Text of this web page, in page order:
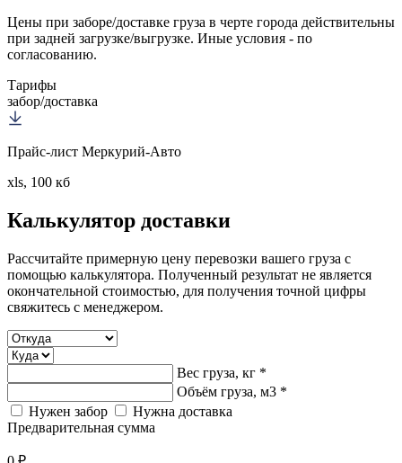
Цены при заборе/доставке груза в черте города действительны
при задней загрузке/выгрузке. Иные условия - по
согласованию.
Тарифы
забор/доставка
Прайс-лист Меркурий-Авто
xls, 100 кб
Калькулятор доставки
Рассчитайте примерную цену перевозки вашего груза с
помощью калькулятора. Полученный результат не является
окончательной стоимостью, для получения точной цифры
свяжитесь с менеджером.
Вес груза, кг *
Объём груза, м3 *
Нужен забор
Нужна доставка
Предварительная сумма